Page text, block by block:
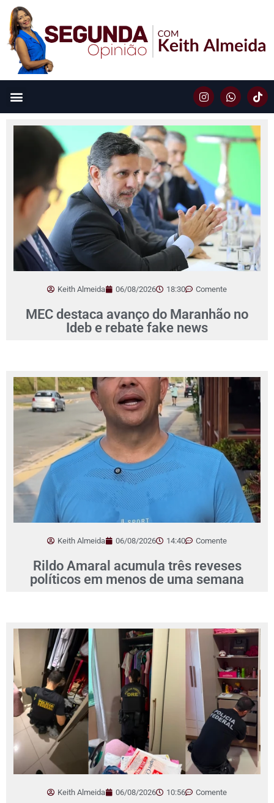
Keith Almeida 06/08/2026 18:30 Comente
MEC destaca avanço do Maranhão no
Ideb e rebate fake news
Keith Almeida 06/08/2026 14:40 Comente
Rildo Amaral acumula três reveses
políticos em menos de uma semana
Keith Almeida 06/08/2026 10:56 Comente